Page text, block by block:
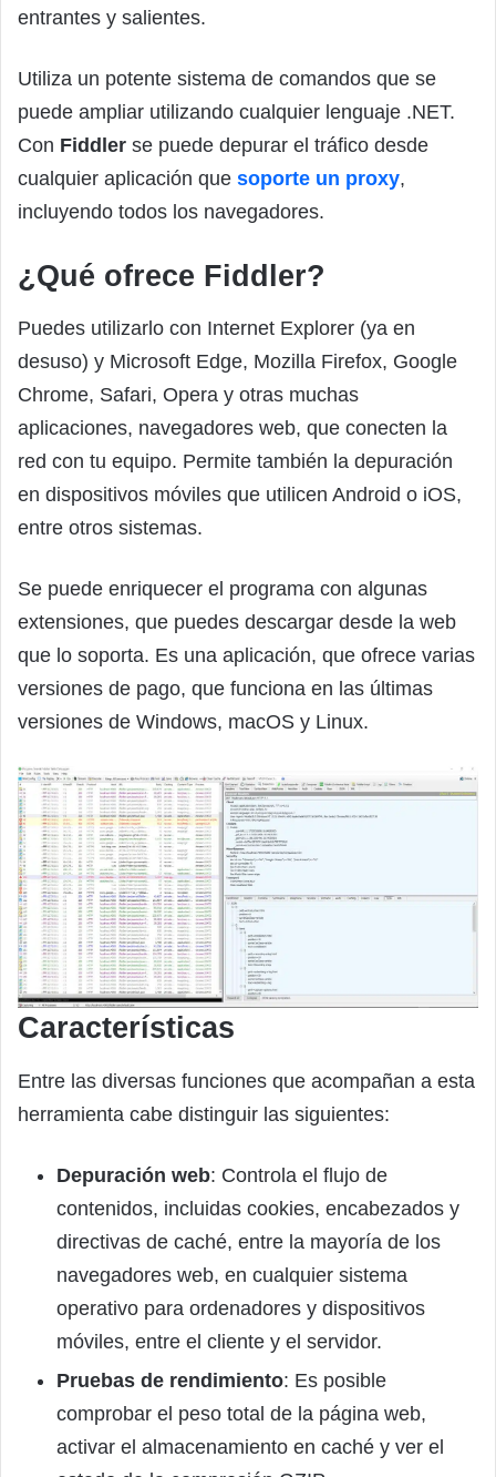
entrantes y salientes.
Utiliza un potente sistema de comandos que se
puede ampliar utilizando cualquier lenguaje .NET.
Con Fiddler se puede depurar el tráfico desde
cualquier aplicación que soporte un proxy,
incluyendo todos los navegadores.
¿Qué ofrece Fiddler?
Puedes utilizarlo con Internet Explorer (ya en
desuso) y Microsoft Edge, Mozilla Firefox, Google
Chrome, Safari, Opera y otras muchas
aplicaciones, navegadores web, que conecten la
red con tu equipo. Permite también la depuración
en dispositivos móviles que utilicen Android o iOS,
entre otros sistemas.
Se puede enriquecer el programa con algunas
extensiones, que puedes descargar desde la web
que lo soporta. Es una aplicación, que ofrece varias
versiones de pago, que funciona en las últimas
versiones de Windows, macOS y Linux.
Características
Entre las diversas funciones que acompañan a esta
herramienta cabe distinguir las siguientes:
Depuración web: Controla el flujo de
contenidos, incluidas cookies, encabezados y
directivas de caché, entre la mayoría de los
navegadores web, en cualquier sistema
operativo para ordenadores y dispositivos
móviles, entre el cliente y el servidor.
Pruebas de rendimiento: Es posible
comprobar el peso total de la página web,
activar el almacenamiento en caché y ver el